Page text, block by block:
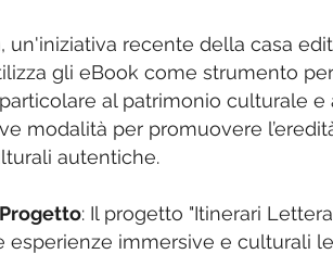
, un'iniziativa recente della casa
gli eBook come strumento
particolare al patrimonio culturale
modalità per promuovere
autentiche.
: Il progetto "Itinerari
esperienze immersive e culturali